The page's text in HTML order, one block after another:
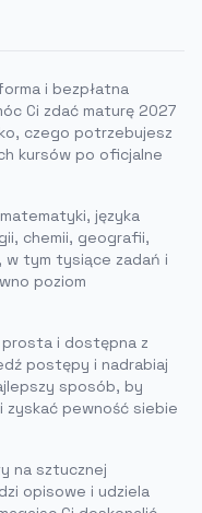
i bezpłatna
Ci zdać maturę 2027
czego potrzebujesz
kursów po oficjalne
języka
chemii, geografii,
w tym tysiące zadań i
poziom
prosta i dostępna z
postępy i nadrabiaj
sposób, by
zyskać pewność siebie
na sztucznej
opisowe i udziela